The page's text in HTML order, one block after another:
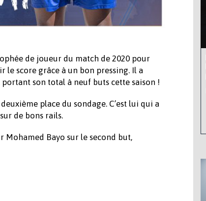
de joueur du match de 2020 pour
le score grâce à un bon pressing. Il a
son total à neuf buts cette saison !
place du sondage. C’est lui qui a
de bons rails.
Mohamed Bayo sur le second but,